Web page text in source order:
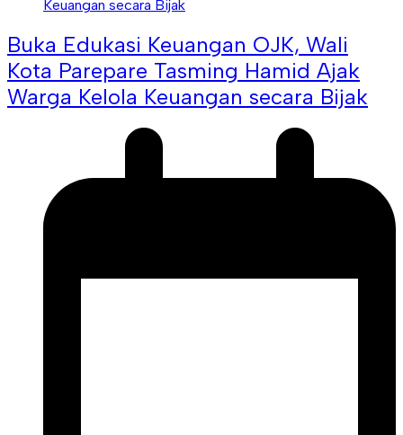
Buka Edukasi Keuangan OJK, Wali
Kota Parepare Tasming Hamid Ajak
Warga Kelola Keuangan secara Bijak